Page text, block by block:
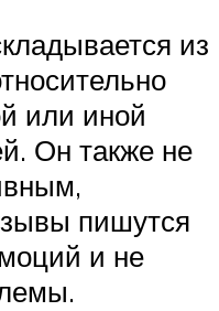
из
или иной
Он также не
пишутся
и не